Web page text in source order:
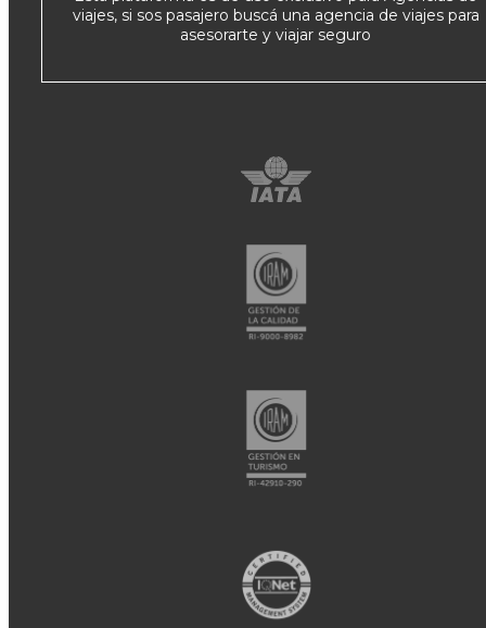
viajes, si sos pasajero buscá una agencia de viajes para
asesorarte y viajar seguro